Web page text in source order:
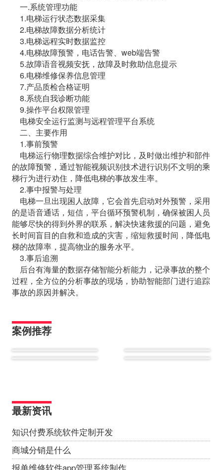
一.系统管理功能
1.电梯运行状态数据采集
2.电梯故障数据分析统计
3.电梯远程实时数据监控
4.电梯故障预警，电话告警、web端告警
5.故障语音视频安抚，故障及时救助信息提示
6.电梯维修保养信息管理
7.产品质检合格证明
8.系统自我诊断功能
9.操作平台权限管理
电梯安全运行监测与远程管理平台系统
二、主要作用
1.事前预警
电梯运行物理数据综合维护对比，及时做出维护和部件
的故障预警，通过智能视频识别技术进行识别不文明的乘
梯行为进行劝住，降低电梯的事故发生率。
2.事中报警与处理
电梯一旦出现困人故障，它会首先启动对外预警，采用
的是语音通话，短信，平台循环预警机制，确保被困人员
能够尽快的得到外界的联系，解决快速救援的问题，避免
长时间盲目的自救和造成的灾害，缩短救援时间，降低电
梯的故障率，提高物业的服务水平。
3.事后追溯
后台有海量的数据存储智能分析能力，记录事故的整个
过程，全方位的分析事故的现场，协助智能部门进行追踪
事故的原因并解决。
案例推荐
最新资讯
知识付费系统软件定制开发
商城分销是什么
报单维修软件app管理系统制作